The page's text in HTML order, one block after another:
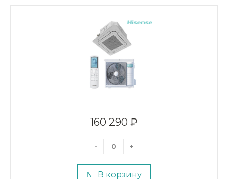
160 290 ₽
- +
В корзину